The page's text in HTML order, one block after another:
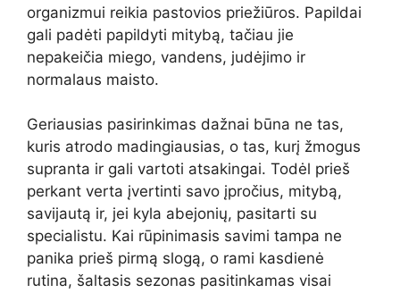
organizmui reikia pastovios priežiūros. Papildai
gali padėti papildyti mitybą, tačiau jie
nepakeičia miego, vandens, judėjimo ir
normalaus maisto.
Geriausias pasirinkimas dažnai būna ne tas,
kuris atrodo madingiausias, o tas, kurį žmogus
supranta ir gali vartoti atsakingai. Todėl prieš
perkant verta įvertinti savo įpročius, mitybą,
savijautą ir, jei kyla abejonių, pasitarti su
specialistu. Kai rūpinimasis savimi tampa ne
panika prieš pirmą slogą, o rami kasdienė
rutina, šaltasis sezonas pasitinkamas visai